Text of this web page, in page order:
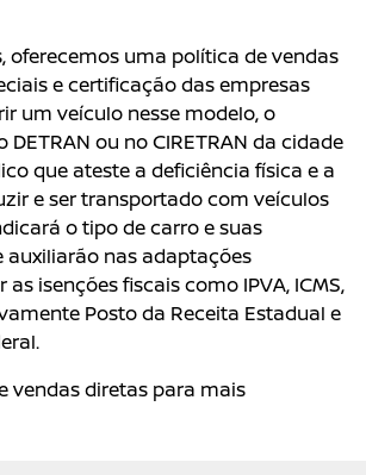
oferecemos uma política de vendas
e certificação das empresas
um veículo nesse modelo, o
ou no CIRETRAN da cidade
que ateste a deficiência física e a
e ser transportado com veículos
o tipo de carro e suas
nas adaptações
isenções fiscais como IPVA, ICMS,
Posto da Receita Estadual e
vendas diretas para mais